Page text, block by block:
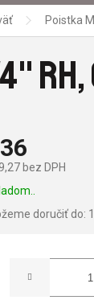
Poistka
RH,
bez DPH
doručiť do: